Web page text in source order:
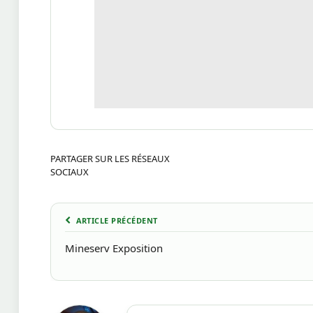
PARTAGER SUR LES RÉSEAUX
SOCIAUX
ARTICLE PRÉCÉDENT
Mineserv Exposition